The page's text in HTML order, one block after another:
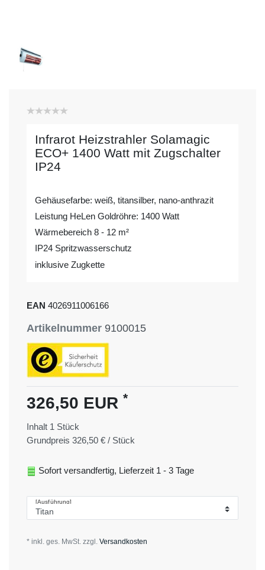
Infrarot Heizstrahler Solamagic
ECO+ 1400 Watt mit Zugschalter
IP24
Gehäusefarbe: weiß, titansilber, nano-anthrazit
Leistung HeLen Goldröhre: 1400 Watt
Wärmebereich 8 - 12 m²
IP24 Spritzwasserschutz
inklusive Zugkette
EAN 4026911006166
Artikelnummer 9100015
326,50 EUR *
Inhalt 1 Stück
Grundpreis 326,50 € / Stück
Sofort versandfertig, Lieferzeit 1 - 3 Tage
[Ausführung]
* inkl. ges. MwSt. zzgl. Versandkosten